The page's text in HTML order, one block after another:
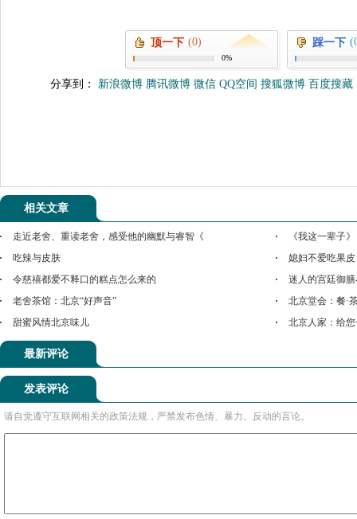
顶一下 (0)
0%
踩一下
分享到： 新浪微博 腾讯微博 微信 QQ空间 搜狐微博 百度搜藏
相关文章
走近老舍、重读老舍，感受他的幽默与睿智《
《我这一辈子
吃辣与皮肤
媳妇不爱吃果皮
令慈禧都爱不释口的糕点怎么来的
迷人的宫廷御
老舍茶馆：北京“好声音”
北京堂会：餐·
甜蜜风情北京味儿
北京人家：给
最新评论
发表评论
请自觉遵守互联网相关的政策法规，严禁发布色情、暴力、反动的言论。